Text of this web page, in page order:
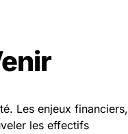
Les enjeux financiers,
les effectifs